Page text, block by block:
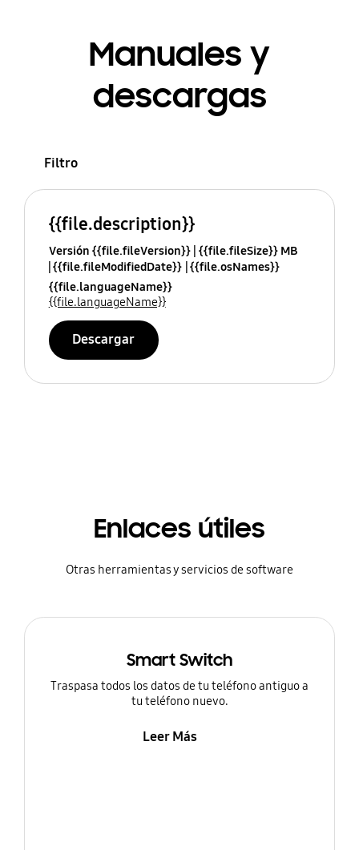
Manuales y
descargas
Filtro
{{file.description}}
Versión {{file.fileVersion}} {{file.fileSize}} MB
{{file.fileModifiedDate}} {{file.osNames}}
{{file.languageName}}
{{file.languageName}}
Descargar
Enlaces útiles
Otras herramientas y servicios de software
Smart Switch
Traspasa todos los datos de tu teléfono antiguo a
tu teléfono nuevo.
Leer Más